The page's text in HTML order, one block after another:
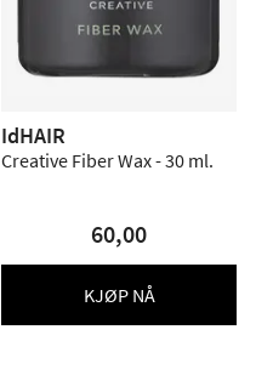
IdHAIR
Creative Fiber Wax - 30 ml.
60,00
KJØP NÅ